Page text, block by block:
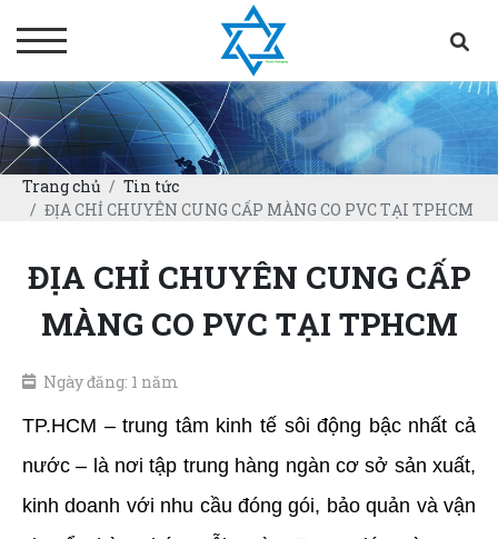
Trang chủ
Tin tức
ĐỊA CHỈ CHUYÊN CUNG CẤP MÀNG CO PVC TẠI TPHCM
ĐỊA CHỈ CHUYÊN CUNG CẤP
MÀNG CO PVC TẠI TPHCM
Ngày đăng: 1 năm
TP.HCM – trung tâm kinh tế sôi động bậc nhất cả
nước – là nơi tập trung hàng ngàn cơ sở sản xuất,
kinh doanh với nhu cầu đóng gói, bảo quản và vận